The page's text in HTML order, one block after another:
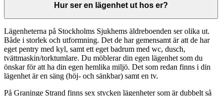
Hur ser en lägenhet ut hos er?
Lägenheterna på Stockholms Sjukhems äldreboenden ser olika ut.
Både i storlek och utformning. Det de har gemensamt är att de har
eget pentry med kyl, samt ett eget badrum med wc, dusch,
tvättmaskin/torktumlare. Du möblerar din egen lägenhet som du
önskar för att ha din egen hemlika miljö. Det som redan finns i din
lägenhet är en säng (höj- och sänkbar) samt en tv.
På Graninge Strand finns sex stycken lägenheter som är dubbelt så